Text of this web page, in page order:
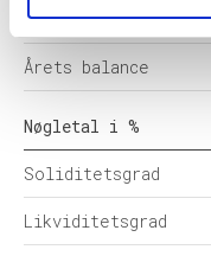
Gældsforpligtelser
Årets balance
Nøgletal i %
Soliditetsgrad
Likviditetsgrad